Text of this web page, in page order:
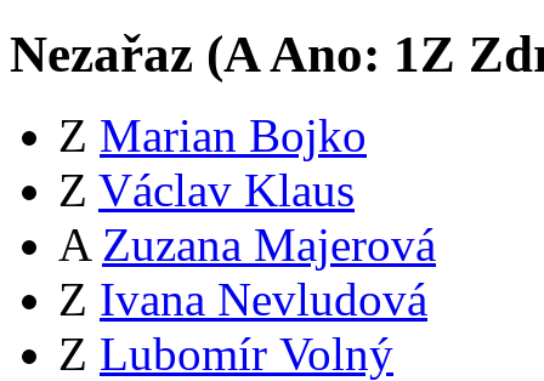
Nezařaz (AAno: 1Z
Z Marian Bojko
Z Václav Klaus
A Zuzana Majerová
Z Ivana Nevludová
Z Lubomír Volný